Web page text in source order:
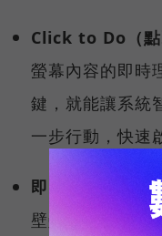
Click to Do（點
螢幕內容的即時
鍵，就能讓系統
一步行動，快速
即時字幕翻譯
壁壘，跨國視訊